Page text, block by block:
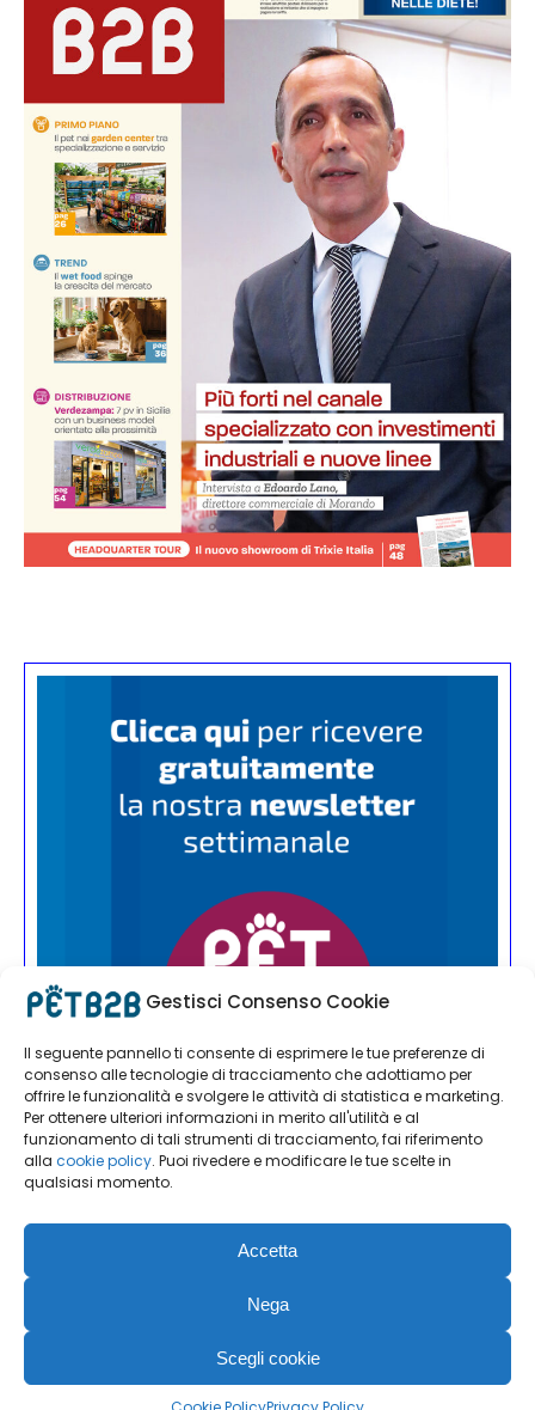
Gestisci Consenso Cookie
Il seguente pannello ti consente di esprimere le tue preferenze di
consenso alle tecnologie di tracciamento che adottiamo per
offrire le funzionalità e svolgere le attività di statistica e marketing.
Per ottenere ulteriori informazioni in merito all'utilità e al
funzionamento di tali strumenti di tracciamento, fai riferimento
alla cookie policy. Puoi rivedere e modificare le tue scelte in
qualsiasi momento.
Accetta
Nega
Scegli cookie
PET B2B | Editoriale Farlastrada Srl | Via Martiri della Libertà, 28
| 20833 Giussano (MB) -Informativa Privacy & Cookie